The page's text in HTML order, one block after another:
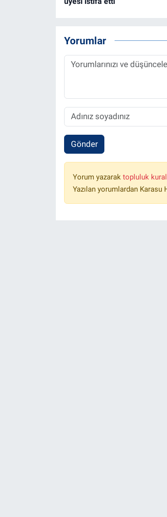
Yorumlar
Gönder
Yorum yazarak topluluk
Yazılan yorumlardan